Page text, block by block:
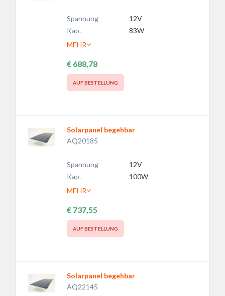
Spannung
12V
Kap.
83W
MEHR
€ 688,78
AUF BESTELLUNG
Solarpanel begehbar
AQ20185
Spannung
12V
Kap.
100W
MEHR
€ 737,55
AUF BESTELLUNG
Solarpanel begehbar
AQ22145